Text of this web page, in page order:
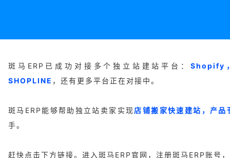
斑马ERP已成功对接多个独立站建站平台： Shopify
SHOPLINE ，还有更多平台正在对接中。
斑马ERP能够帮助独立站卖家实现店铺搬家快速建站，产
手。
赶快点击下方链接。进入斑马ERP官网，注册斑马ERP账号